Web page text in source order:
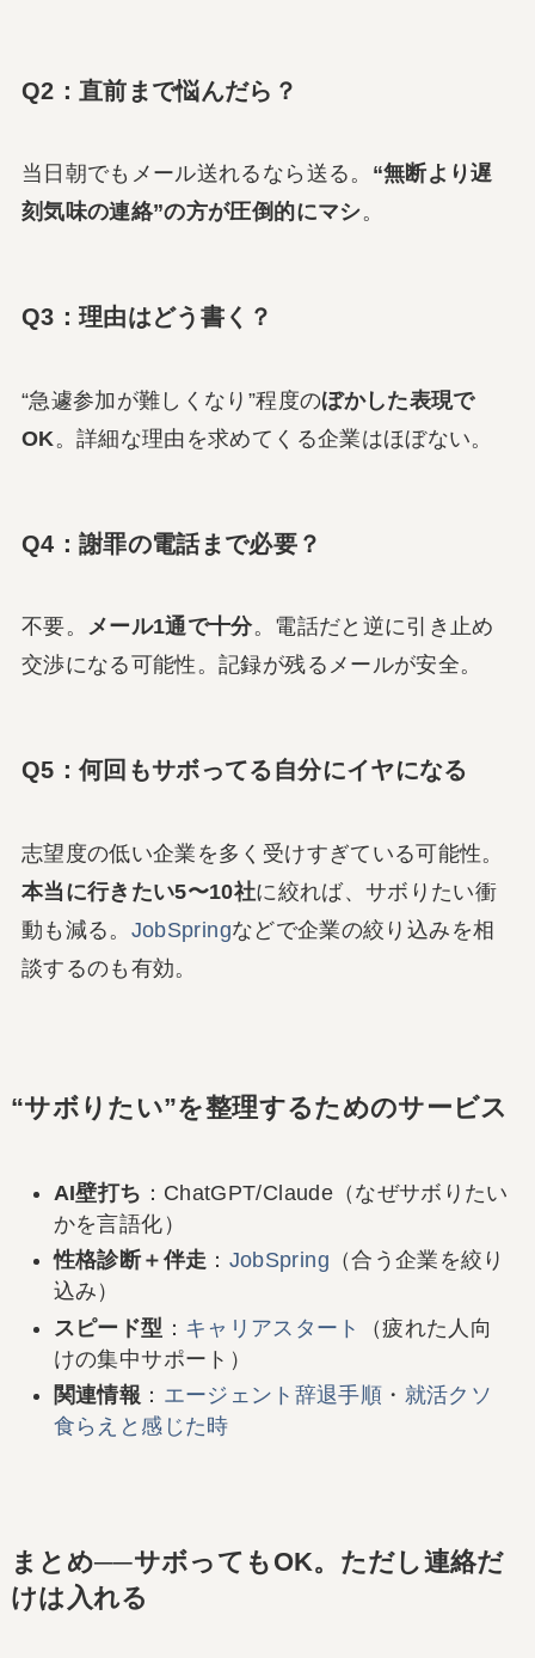
Q2：直前まで悩んだら？
当日朝でもメール送れるなら送る。 “無断より遅
刻気味の連絡”の方が圧倒的にマシ。
Q3：理由はどう書く？
“急遽参加が難しくなり”程度のぼかした表現で
OK 。詳細な理由を求めてくる企業はほぼない。
Q4：謝罪の電話まで必要？
不要。 メール1通で十分。電話だと逆に引き止め
交渉になる可能性。記録が残るメールが安全。
Q5：何回もサボってる自分にイヤになる
志望度の低い企業を多く受けすぎている可能性。
本当に行きたい5〜10社に絞れば、サボりたい衝
動も減る。 JobSpringなどで企業の絞り込みを相
談するのも有効。
“サボりたい”を整理するためのサービス
AI壁打ち ：ChatGPT/Claude（なぜサボりたい
かを言語化）
性格診断＋伴走 ： JobSpring （合う企業を絞り
込み）
スピード型 ： キャリアスタート
（疲れた人向
けの集中サポート）
関連情報 ： エージェント辞退手順 ・ 就活クソ
食らえと感じた時
まとめ──サボってもOK。ただし連絡だ
けは入れる